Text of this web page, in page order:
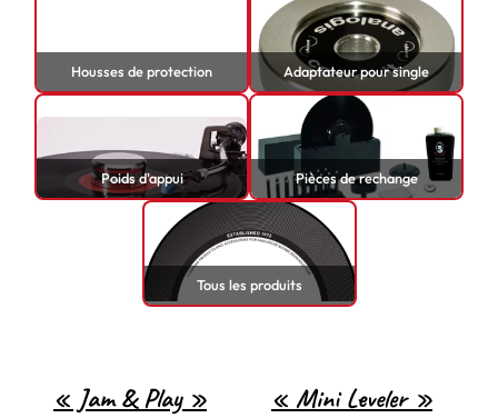
Housses de protection Adaptateur pour single
Poids d'appui Pièces de rechange
Tous les produits
« Jam & Play » « Mini Leveler »